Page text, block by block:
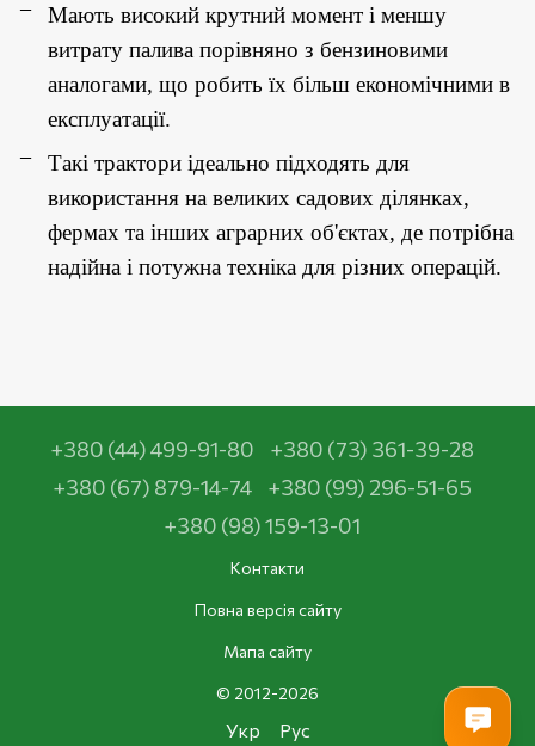
Мають високий крутний момент і меншу
витрату палива порівняно з бензиновими
аналогами, що робить їх більш економічними в
експлуатації.
Такі трактори ідеально підходять для
використання на великих садових ділянках,
фермах та інших аграрних об'єктах, де потрібна
надійна і потужна техніка для різних операцій.
+380 (44) 499-91-80
+380 (73) 361-39-28
+380 (67) 879-14-74
+380 (99) 296-51-65
+380 (98) 159-13-01
Контакти
Повна версія сайту
Мапа сайту
© 2012-2026
Укр Рус